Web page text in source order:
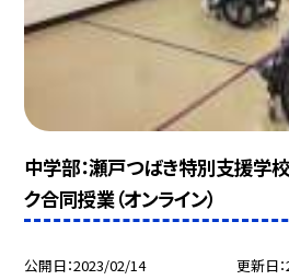
中学部：瀬戸つばき特別支援学
ク合同授業（オンライン）
公開日 2023/02/14 更新日